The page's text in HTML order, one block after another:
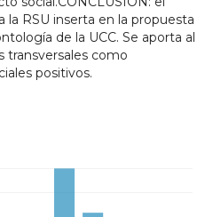
RSU inserta en la propuesta
de la UCC. Se aporta al
transversales como
positivos.